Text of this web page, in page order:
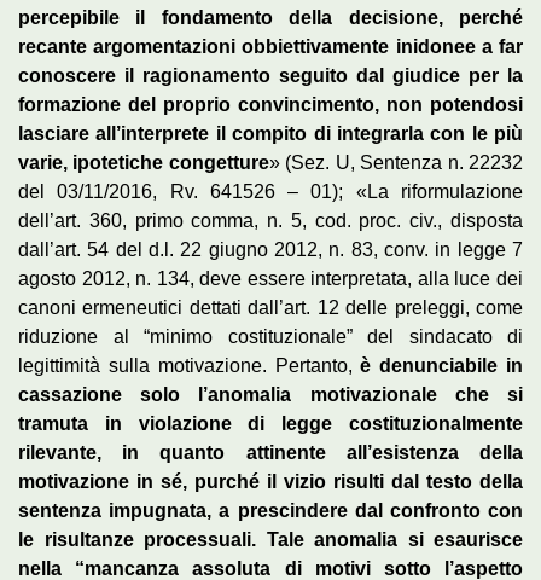
percepibile il fondamento della decisione, perché
recante argomentazioni obbiettivamente inidonee a far
conoscere il ragionamento seguito dal giudice per la
formazione del proprio convincimento, non potendosi
lasciare all’interprete il compito di integrarla con le più
varie, ipotetiche congetture» (Sez. U, Sentenza n. 22232
del 03/11/2016, Rv. 641526 – 01); «La riformulazione
dell’art. 360, primo comma, n. 5, cod. proc. civ., disposta
dall’art. 54 del d.l. 22 giugno 2012, n. 83, conv. in legge 7
agosto 2012, n. 134, deve essere interpretata, alla luce dei
canoni ermeneutici dettati dall’art. 12 delle preleggi, come
riduzione al “minimo costituzionale” del sindacato di
legittimità sulla motivazione. Pertanto,è denunciabile in
cassazione solo l’anomalia motivazionale che si
tramuta in violazione di legge costituzionalmente
rilevante, in quanto attinente all’esistenza della
motivazione in sé, purché il vizio risulti dal testo della
sentenza impugnata, a prescindere dal confronto con
le risultanze processuali. Tale anomalia si esaurisce
nella “mancanza assoluta di motivi sotto l’aspetto